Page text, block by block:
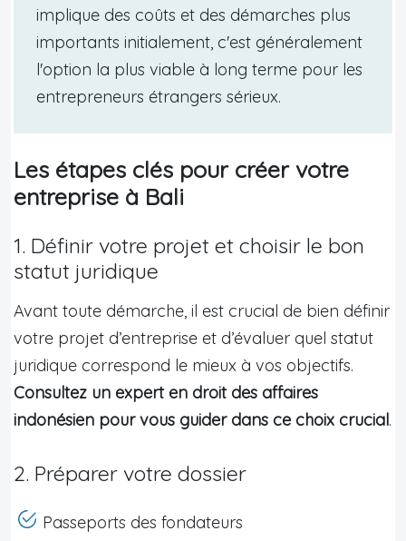
implique des coûts et des démarches plus
importants initialement, c'est généralement
l'option la plus viable à long terme pour les
entrepreneurs étrangers sérieux.
Les étapes clés pour créer votre
entreprise à Bali
1. Définir votre projet et choisir le bon
statut juridique
Avant toute démarche, il est crucial de bien définir
votre projet d’entreprise et d’évaluer quel statut
juridique correspond le mieux à vos objectifs.
Consultez un expert en droit des affaires
indonésien pour vous guider dans ce choix crucial.
2. Préparer votre dossier
Passeports des fondateurs